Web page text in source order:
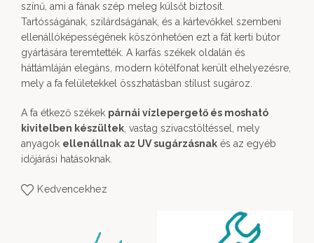
színű, ami a fának szép meleg külsőt biztosít.
Tartósságának, szilárdságának, és a kártevőkkel szembeni
ellenállóképességének köszönhetően ezt a fát kerti bútor
gyártására teremtették. A karfás székek oldalán és
háttámláján elegáns, modern kötélfonat került elhelyezésre,
mely a fa felületekkel összhatásban stílust sugároz.
A fa étkező székek párnái vízlepergető és mosható
kivitelben készültek , vastag szivacstöltéssel, mely
anyagok ellenállnak az UV sugárzásnak és az egyéb
időjárási hatásoknak.
Kedvencekhez